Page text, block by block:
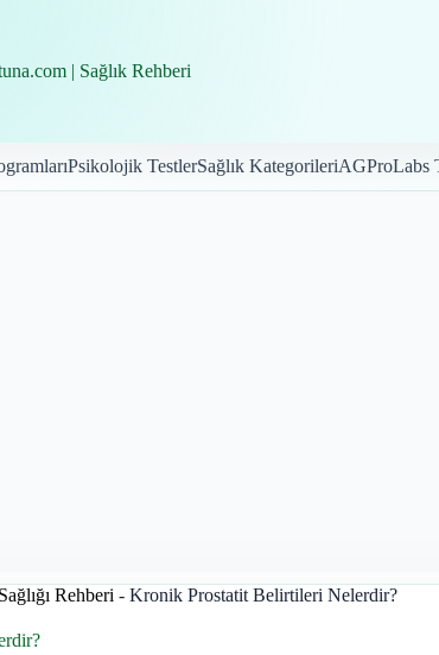
| Sağlık Rehberi
Psikolojik TestlerSağlık KategorileriAGProLabs
Rehberi - Kronik Prostatit Belirtileri Nelerdir?